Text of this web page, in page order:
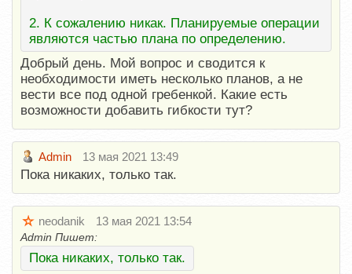
2. К сожалению никак. Планируемые операции
являются частью плана по определению.
Добрый день. Мой вопрос и сводится к
необходимости иметь несколько планов, а не
вести все под одной гребенкой. Какие есть
возможности добавить гибкости тут?
Admin 13 мая 2021 13:49
Пока никаких, только так.
neodanik 13 мая 2021 13:54
Admin Пишет:
Пока никаких, только так.